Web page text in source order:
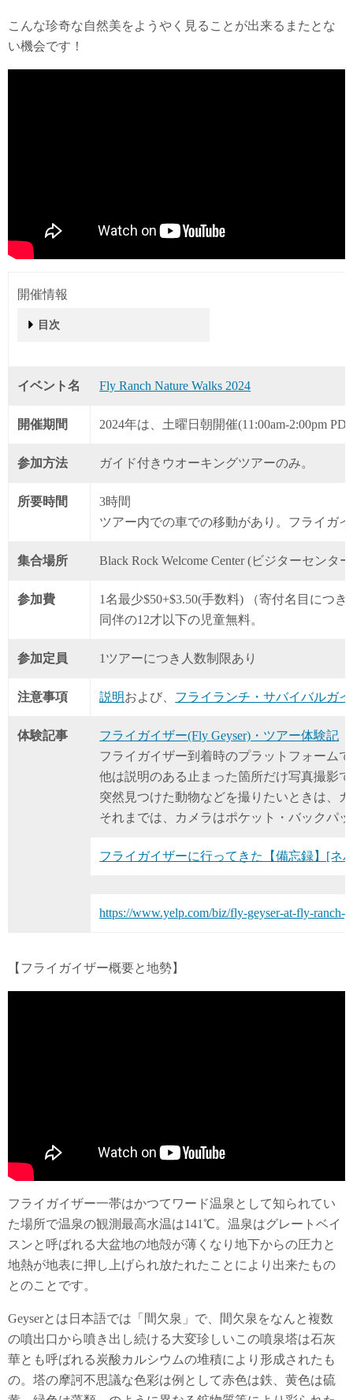
こんな珍奇な自然美をようやく見ることが出来るまたとな
い機会です！
開催情報
目次
イベント名 Fly Ranch Nature Walks 2024
開催期間 2024年は、土曜日朝開催(11:00am-2:00pm
参加方法 ガイド付きウオーキングツアーのみ。
所要時間
3時間
ツアー内での車での移動があり。フライガ
集合場所 Black Rock Welcome Center (ビジターセンタ
参加費
1名最少$50+$3.50(手数料) （寄付名目につ
同伴の12才以下の児童無料。
参加定員 1ツアーにつき人数制限あり
注意事項 説明および、 フライランチ・サバイバルガ
体験記事
フライガイザー(Fly Geyser)・ツアー体験記
フライガイザー到着時のプラットフォーム
他は説明のある止まった箇所だけ写真撮影
突然見つけた動物などを撮りたいときは、
それまでは、カメラはポケット・バックパ
フライガイザーに行ってきた【備忘録】[ネ
https://www.yelp.com/biz/fly-geyser-at-fly-ranch-
【フライガイザー概要と地勢】
フライガイザー一帯はかつてワード温泉として知られてい
た場所で温泉の観測最高水温は141℃。温泉はグレートベイ
スンと呼ばれる大盆地の地殻が薄くなり地下からの圧力と
地熱が地表に押し上げられ放たれたことにより出来たもの
とのことです。
Geyserとは日本語では「間欠泉」で、間欠泉をなんと複数
の噴出口から噴き出し続ける大変珍しいこの噴泉塔は石灰
華とも呼ばれる炭酸カルシウムの堆積により形成されたも
の。塔の摩訶不思議な色彩は例として赤色は鉄、黄色は硫